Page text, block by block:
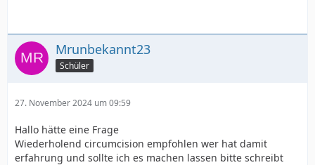
Mrunbekannt23
Schüler
27. November 2024 um 09:59
Hallo hätte eine Frage
Wiederholend circumcision empfohlen wer hat damit
erfahrung und sollte ich es machen lassen bitte schreibt